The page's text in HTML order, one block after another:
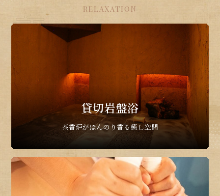
RELAXATION
貸切岩盤浴
茶香炉がほんのり香る癒し空間